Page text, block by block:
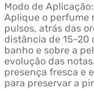
Modo de Aplicação:
Aplique o perfume
pulsos, atrás das
distância de 15-20
banho e sobre a
evolução das
presença fresca e
para preservar a